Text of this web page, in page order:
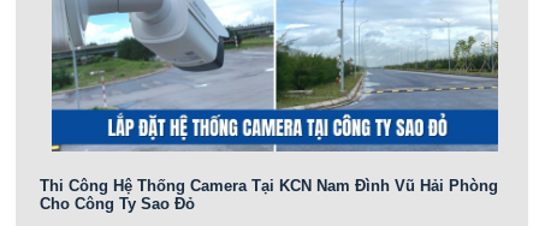
Thi Công Hệ Thống Camera Tại KCN Nam Đình Vũ Hải Phòng
Cho Công Ty Sao Đỏ